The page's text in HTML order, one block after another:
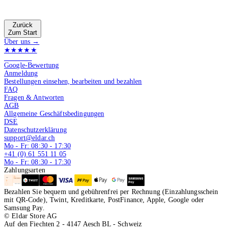
Zurück
Zum Start
Über uns →
★★★★★
Google-Bewertung
Anmeldung
Bestellungen einsehen, bearbeiten und bezahlen
FAQ
Fragen & Antworten
AGB
Allgemeine Geschäftsbedingungen
DSE
Datenschutzerklärung
support@eldar.ch
Mo - Fr: 08:30 - 17:30
+41 (0) 61 551 11 05
Mo - Fr: 08:30 - 17:30
Zahlungsarten
Bezahlen Sie bequem und gebührenfrei per Rechnung (Einzahlungsschein
mit QR-Code), Twint, Kreditkarte, PostFinance, Apple, Google oder
Samsung Pay.
© Eldar Store AG
Auf den Fiechten 2 - 4147 Aesch BL - Schweiz